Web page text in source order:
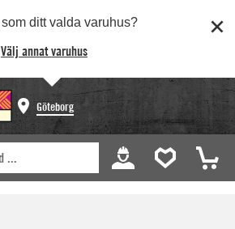
som ditt valda varuhus?
Välj annat varuhus
Göteborg